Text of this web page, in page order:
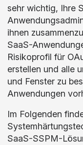
sehr wichtig, Ihre
ihnen
SaaS-
Risikoprofil für
erstellen und alle
und Fenster zu
Anwendungen
Im Folgenden
SaaS-SSPM-